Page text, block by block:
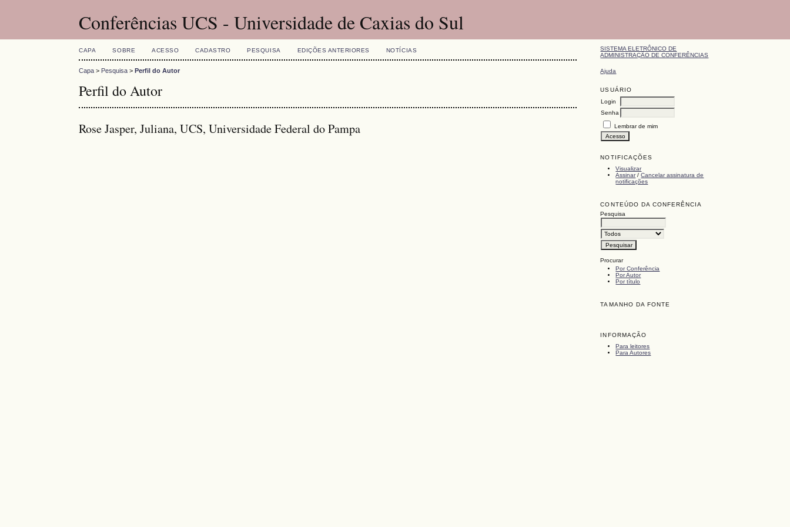
Conferências UCS - Universidade de Caxias do Sul
SISTEMA ELETRÔNICO DE
ADMINISTRAÇÃO DE CONFERÊNCIAS
Ajuda
USUÁRIO
Login
Senha
Lembrar de mim
NOTIFICAÇÕES
Visualizar
Assinar/Cancelar assinatura de
notificações
CONTEÚDO DA CONFERÊNCIA
Pesquisa
Procurar
Por Conferência
Por Autor
Por título
TAMANHO DA FONTE
INFORMAÇÃO
Para leitores
Para Autores
CAPA SOBRE ACESSO CADASTRO PESQUISA EDIÇÕES ANTERIORES NOTÍCIAS
Capa > Pesquisa >Perfil do Autor
Perfil do Autor
Rose Jasper, Juliana, UCS, Universidade Federal do Pampa